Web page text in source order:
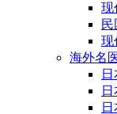
现
现
海外名